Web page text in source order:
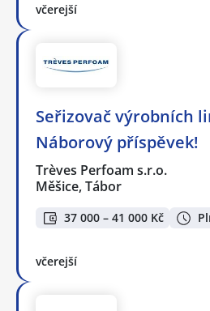
včerejší
Seřizovač výrobních
Náborový příspěvek!
Trèves Perfoam s.r.o.
Měšice, Tábor
37 000 – 41 000 Kč
včerejší